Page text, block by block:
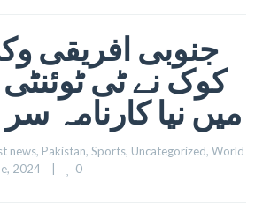
جنوبی افریقی
کوک نے ٹی ٹوئنٹی
میں نیا کارنامہ سر
news, Pakistan, Sports, Uncategorized, World
2024 0